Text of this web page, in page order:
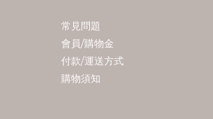
常見問題
會員/購物金
付款/運送方式
購物須知